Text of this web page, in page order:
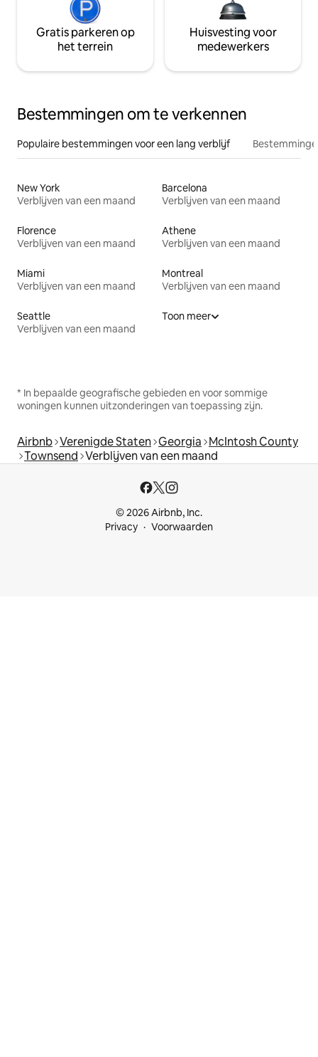
Gratis parkeren op
het terrein
Huisvesting voor
medewerkers
Bestemmingen om te verkennen
Populaire bestemmingen voor een lang verblijf
New York
Verblijven van een maand
Barcelona
Verblijven van een maand
Florence
Verblijven van een maand
Athene
Verblijven van een maand
Miami
Verblijven van een maand
Montreal
Verblijven van een maand
Seattle
Verblijven van een maand
Toon meer
* In bepaalde geografische gebieden en voor sommige
woningen kunnen uitzonderingen van toepassing zijn.
Airbnb Verenigde Staten Georgia McIntosh County
Townsend Verblijven van een maand
© 2026 Airbnb, Inc.
Privacy
Voorwaarden